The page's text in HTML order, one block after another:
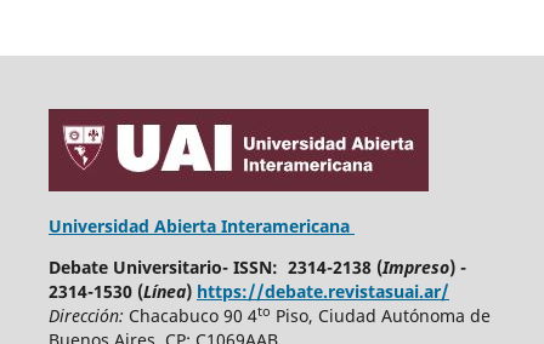
Universidad Abierta Interamericana
Debate Universitario- ISSN: 2314-2138 (Impreso) -
2314-1530 (Línea) https://debate.revistasuai.ar/
Dirección: Chacabuco 90 4to Piso, Ciudad Autónoma de